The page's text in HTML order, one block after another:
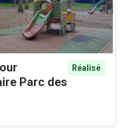
Parc des
Réalisé